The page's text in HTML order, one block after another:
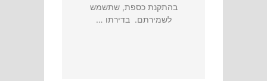
בהתקנת כספת, שתשמש
לשמירתם. בדירתו …